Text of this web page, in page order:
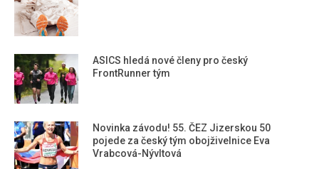
ASICS hledá nové členy pro český
FrontRunner tým
Novinka závodu! 55. ČEZ Jizerskou 50
pojede za český tým obojživelnice Eva
Vrabcová-Nývltová